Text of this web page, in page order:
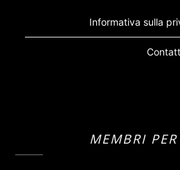
Informativa sulla
MEMBRI